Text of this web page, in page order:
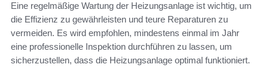
Eine regelmäßige Wartung der Heizungsanlage ist wichtig, um
die Effizienz zu gewährleisten und teure Reparaturen zu
vermeiden. Es wird empfohlen, mindestens einmal im Jahr
eine professionelle Inspektion durchführen zu lassen, um
sicherzustellen, dass die Heizungsanlage optimal funktioniert.